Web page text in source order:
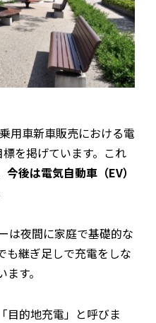
用車新車販売における電
を掲げています。これ
今後は電気自動車（EV）
は夜間に家庭で基礎的な
も継ぎ足しで充電をしな
す。
目的地充電」と呼びま